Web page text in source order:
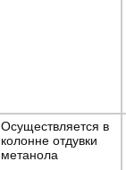
Осуществляется в
колонне отдувки
метанола